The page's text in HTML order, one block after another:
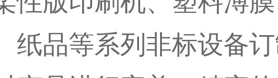
纸品等系列非标设备